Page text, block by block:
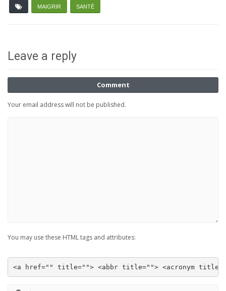
MAIGRIR SANTÉ
Leave a reply
Comment
Your email address will not be published.
You may use these HTML tags and attributes:
<a href="" title=""> <abbr title=""> <acronym